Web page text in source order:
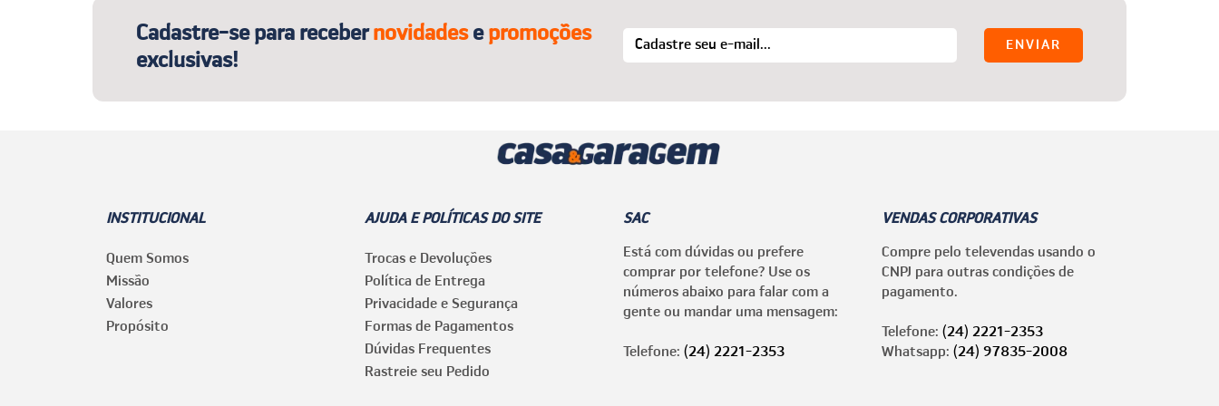
Cadastre-se para recebernovidadesepromoções
exclusivas!
INSTITUCIONAL
Quem Somos
Missão
Valores
Propósito
AJUDA E POLÍTICAS DO SITE
Trocas e Devoluções
Política de Entrega
Privacidade e Segurança
Formas de Pagamentos
Dúvidas Frequentes
Rastreie seu Pedido
SAC
Está com dúvidas ou prefere
comprar por telefone? Use os
números abaixo para falar com a
gente ou mandar uma mensagem:
Telefone: (24) 2221-2353
VENDAS CORPORATIVAS
Compre pelo televendas usando o
CNPJ para outras condições de
pagamento.
Telefone: (24) 2221-2353
Whatsapp: (24) 97835-2008